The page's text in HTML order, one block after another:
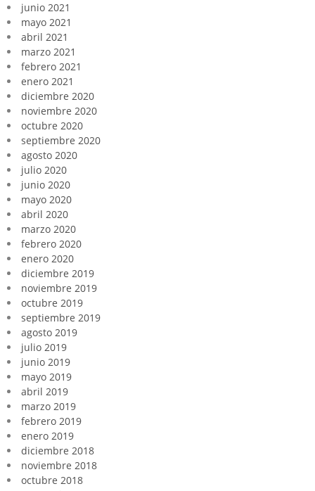
junio 2021
mayo 2021
abril 2021
marzo 2021
febrero 2021
enero 2021
diciembre 2020
noviembre 2020
octubre 2020
septiembre 2020
agosto 2020
julio 2020
junio 2020
mayo 2020
abril 2020
marzo 2020
febrero 2020
enero 2020
diciembre 2019
noviembre 2019
octubre 2019
septiembre 2019
agosto 2019
julio 2019
junio 2019
mayo 2019
abril 2019
marzo 2019
febrero 2019
enero 2019
diciembre 2018
noviembre 2018
octubre 2018